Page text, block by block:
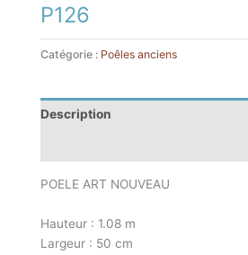
P126
Catégorie : Poêles anciens
Description
POELE ART NOUVEAU
Hauteur : 1.08 m
Largeur : 50 cm